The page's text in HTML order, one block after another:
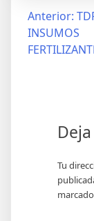
Anterior:
INSUMOS
Tu